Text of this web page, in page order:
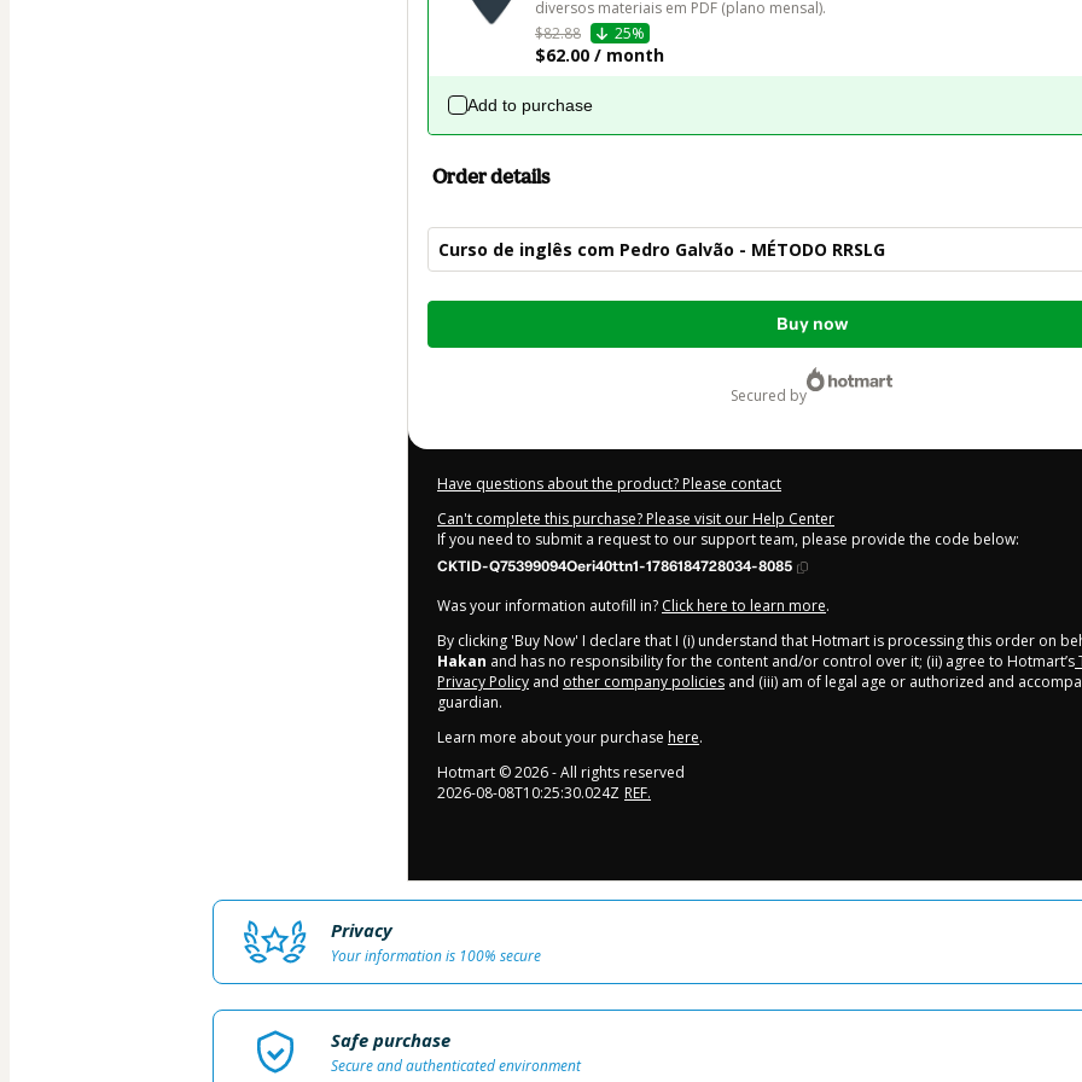
diversos materiais em PDF (plano mensal).
$82.88
25%
$62.00 / month
Add to purchase
Order details
Curso de inglês com Pedro Galvão - MÉTODO RRSLG
Total
Buy now
secured by
Have questions about the product? Please contact
Can't complete this purchase? Please visit our Help Center
If you need to submit a request to our support team, please provide the code below:
CKTID-Q75399094Oeri40ttn1-1786184728034-8085
Was your information autofill in? Click here to learn more.
By clicking 'Buy Now' I declare that I (i) understand that Hotmart is processing this order on
Hakan and has no responsibility for the content and/or control over it; (ii) agree to Hotmart’s
Privacy Policy and other company policies and (iii) am of legal age or authorized and
guardian.
Learn more about your purchase here.
Hotmart ©2026- All rights reserved
2026-08-08T10:25:30.024Z REF.
Privacy
Your information is 100% secure
Safe purchase
Secure and authenticated environment